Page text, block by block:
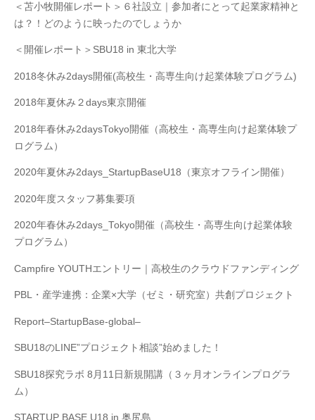
＜苫小牧開催レポート＞６社設立｜参加者にとって起業家精神と
は？！どのように映ったのでしょうか
＜開催レポート＞SBU18 in 東北大学
2018冬休み2days開催(高校生・高専生向け起業体験プログラム)
2018年夏休み２days東京開催
2018年春休み2daysTokyo開催（高校生・高専生向け起業体験プ
ログラム）
2020年夏休み2days_StartupBaseU18（東京オフライン開催）
2020年度スタッフ募集要項
2020年春休み2days_Tokyo開催（高校生・高専生向け起業体験
プログラム）
Campfire YOUTHエントリー｜高校生のクラウドファンディング
PBL・産学連携：企業×大学（ゼミ・研究室）共創プロジェクト
Report–StartupBase-global–
SBU18のLINE”プロジェクト相談”始めました！
SBU18探究ラボ 8月11日新規開講（３ヶ月オンラインプログラ
ム）
STARTUP BASE U18 in 奥尻島